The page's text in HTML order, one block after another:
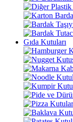
Gıda Kutuları